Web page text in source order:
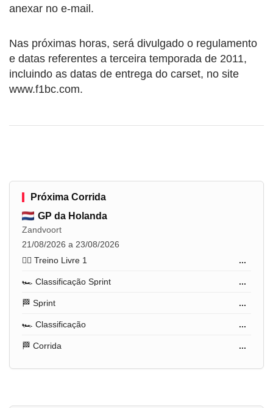
anexar no e-mail.
Nas próximas horas, será divulgado o regulamento
e datas referentes a terceira temporada de 2011,
incluindo as datas de entrega do carset, no site
www.f1bc.com.
Próxima Corrida
GP da Holanda
Zandvoort
21/08/2026 a 23/08/2026
🏋️‍♂️ Treino Livre 1
...
🏎️ Classificação Sprint ...
🏁 Sprint ...
🏎️ Classificação ...
🏁 Corrida ...